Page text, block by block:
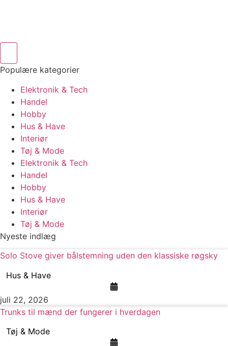
Populære kategorier
Elektronik & Tech
Handel
Hobby
Hus & Have
Interiør
Tøj & Mode
Elektronik & Tech
Handel
Hobby
Hus & Have
Interiør
Tøj & Mode
Nyeste indlæg
Solo Stove giver bålstemning uden den klassiske røgsky
Hus & Have
juli 22, 2026
Trunks til mænd der fungerer i hverdagen
Tøj & Mode